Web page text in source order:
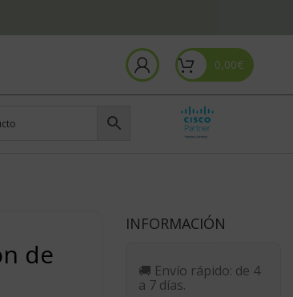
0,00€
de
INFORMACIÓN
🚚 Envío rápido: de 4
a 7 días.